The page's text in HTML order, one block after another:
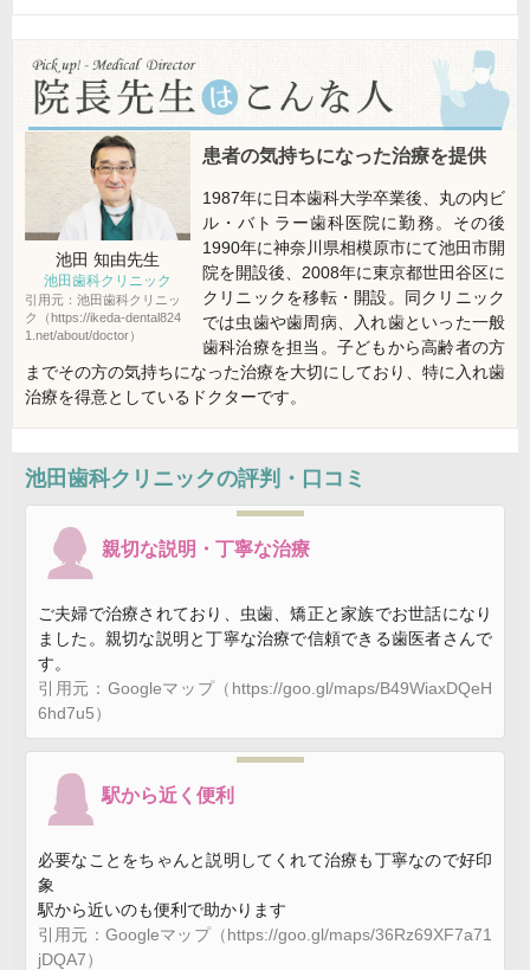
池田 知由先生
池田歯科クリニック
引用元：池田歯科クリニッ
ク（https://ikeda-dental824
1.net/about/doctor）
患者の気持ちになった治療を提供
1987年に日本歯科大学卒業後、丸の内ビ
ル・バトラー歯科医院に勤務。その後
1990年に神奈川県相模原市にて池田市開
院を開設後、2008年に東京都世田谷区に
クリニックを移転・開設。同クリニック
では虫歯や歯周病、入れ歯といった一般
歯科治療を担当。子どもから高齢者の方
までその方の気持ちになった治療を大切にしており、特に入れ歯
治療を得意としているドクターです。
池田歯科クリニックの評判・口コミ
親切な説明・丁寧な治療
ご夫婦で治療されており、虫歯、矯正と家族でお世話になり
ました。親切な説明と丁寧な治療で信頼できる歯医者さんで
す。
引用元：Googleマップ（https://goo.gl/maps/B49WiaxDQeH
6hd7u5）
駅から近く便利
必要なことをちゃんと説明してくれて治療も丁寧なので好印
象
駅から近いのも便利で助かります
引用元：Googleマップ（https://goo.gl/maps/36Rz69XF7a71
jDQA7）